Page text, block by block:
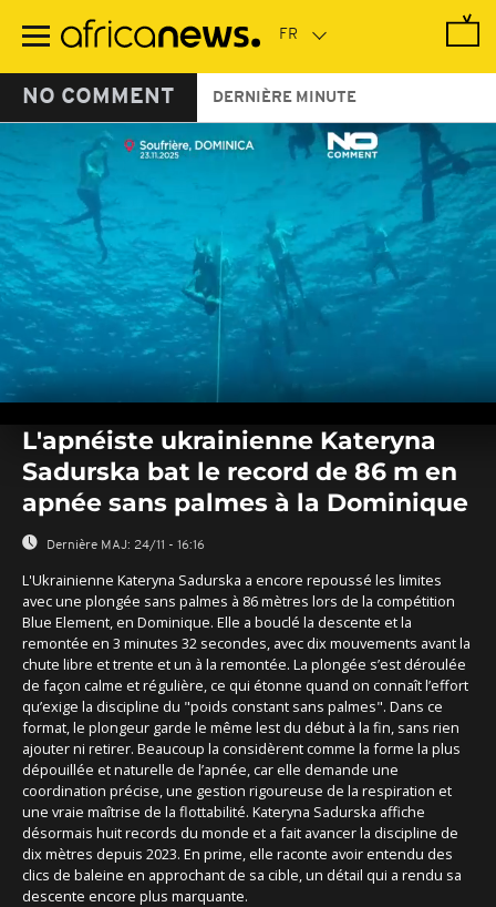
contenu
NO COMMENT DERNIÈRE MINUTE
seconds
seconds
L'apnéiste ukrainienne Kateryna
Sadurska bat le record de 86 m en
apnée sans palmes à la Dominique
Dernière MAJ: 24/11 - 16:16
L'Ukrainienne Kateryna Sadurska a encore repoussé les limites
avec une plongée sans palmes à 86 mètres lors de la compétition
Blue Element, en Dominique. Elle a bouclé la descente et la
remontée en 3 minutes 32 secondes, avec dix mouvements avant la
chute libre et trente et un à la remontée. La plongée s’est déroulée
de façon calme et régulière, ce qui étonne quand on connaît l’effort
qu’exige la discipline du "poids constant sans palmes". Dans ce
format, le plongeur garde le même lest du début à la fin, sans rien
ajouter ni retirer. Beaucoup la considèrent comme la forme la plus
dépouillée et naturelle de l’apnée, car elle demande une
coordination précise, une gestion rigoureuse de la respiration et
une vraie maîtrise de la flottabilité. Kateryna Sadurska affiche
désormais huit records du monde et a fait avancer la discipline de
dix mètres depuis 2023. En prime, elle raconte avoir entendu des
clics de baleine en approchant de sa cible, un détail qui a rendu sa
descente encore plus marquante.